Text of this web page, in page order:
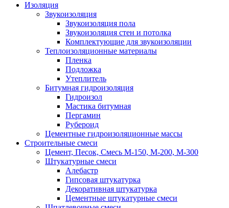
Изоляция
Звукоизоляция
Звукоизоляция пола
Звукоизоляция стен и потолка
Комплектующие для звукоизоляции
Теплоизоляционные материалы
Пленка
Подложка
Утеплитель
Битумная гидроизоляция
Гидроизол
Мастика битумная
Пергамин
Рубероид
Цементные гидроизоляционные массы
Строительные смеси
Цемент, Песок, Смесь М-150, М-200, М-300
Штукатурные смеси
Алебастр
Гипсовая штукатурка
Декоративная штукатурка
Цементные штукатурные смеси